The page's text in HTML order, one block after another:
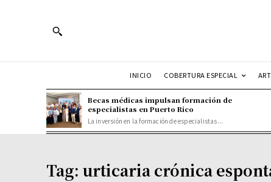
INICIO COBERTURA ESPECIAL
Becas médicas impulsan formación de
especialistas en Puerto Rico
La inversión en la formación de especialistas...
Tag: urticaria crónica